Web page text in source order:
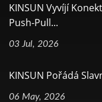
KINSUN Vyvíjí
Push-Pull...
03 Jul, 2026
KINSUN Pořádá
06 May, 2026